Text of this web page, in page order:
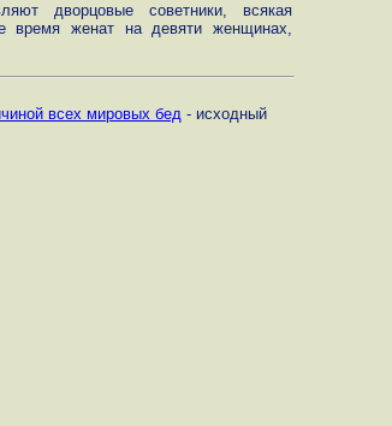
дворцовые советники, всякая
время женат на девяти женщинах,
всех мировых бед - исходный